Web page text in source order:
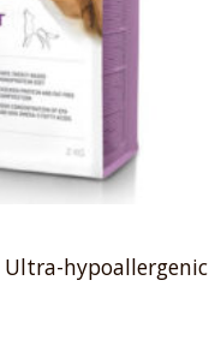
Ultra-hypoallergenic